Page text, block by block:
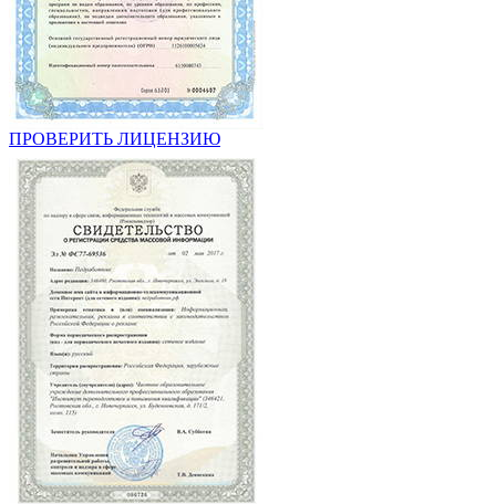
ПРОВЕРИТЬ ЛИЦЕНЗИЮ